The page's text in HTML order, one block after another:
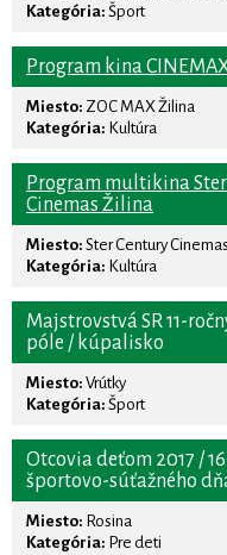
Kategória: Šport
Program kina
Miesto: ZOC MAX Žilina
Kategória: Kultúra
Program multikina
Cinemas Žilina
Miesto: Ster Century
Kategória: Kultúra
Majstrovstvá SR 11-
póle / kúpalisko
Miesto: Vrútky
Kategória: Šport
Otcovia deťom 2017 /
športovo-súťažného
Miesto: Rosina
Kategória: Pre deti